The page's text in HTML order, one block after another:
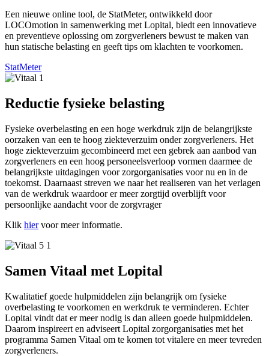
Een nieuwe online tool, de StatMeter, ontwikkeld door
LOCOmotion in samenwerking met Lopital, biedt een innovatieve
en preventieve oplossing om zorgverleners bewust te maken van
hun statische belasting en geeft tips om klachten te voorkomen.
StatMeter
Reductie fysieke belasting
Fysieke overbelasting en een hoge werkdruk zijn de belangrijkste
oorzaken van een te hoog ziekteverzuim onder zorgverleners. Het
hoge ziekteverzuim gecombineerd met een gebrek aan aanbod van
zorgverleners en een hoog personeelsverloop vormen daarmee de
belangrijkste uitdagingen voor zorgorganisaties voor nu en in de
toekomst. Daarnaast streven we naar het realiseren van het verlagen
van de werkdruk waardoor er meer zorgtijd overblijft voor
persoonlijke aandacht voor de zorgvrager
Klik hiervoor meer informatie.
Samen Vitaal met Lopital
Kwalitatief goede hulpmiddelen zijn belangrijk om fysieke
overbelasting te voorkomen en werkdruk te verminderen. Echter
Lopital vindt dat er meer nodig is dan alleen goede hulpmiddelen.
Daarom inspireert en adviseert Lopital zorgorganisaties met het
programma Samen Vitaal om te komen tot vitalere en meer tevreden
zorgverleners.